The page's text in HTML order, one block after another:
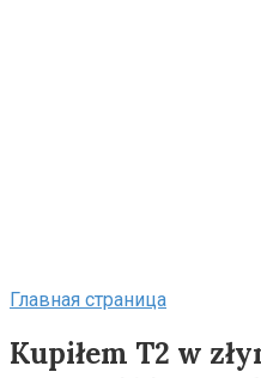
Главная страница
Kupiłem T2 w